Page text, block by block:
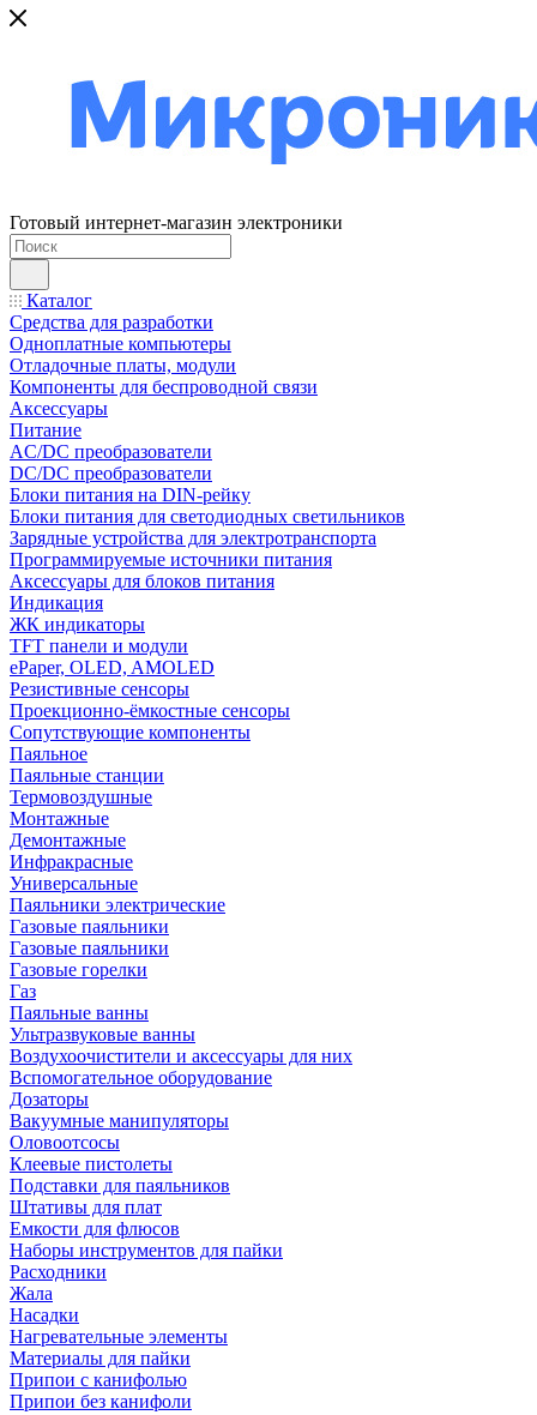
Готовый интернет-магазин электроники
Каталог
Средства для разработки
Одноплатные компьютеры
Отладочные платы, модули
Компоненты для беспроводной связи
Аксессуары
Питание
AC/DC преобразователи
DC/DC преобразователи
Блоки питания на DIN-рейку
Блоки питания для светодиодных светильников
Зарядные устройства для электротранспорта
Программируемые источники питания
Аксессуары для блоков питания
Индикация
ЖК индикаторы
TFT панели и модули
ePaper, OLED, AMOLED
Резистивные сенсоры
Проекционно-ёмкостные сенсоры
Сопутствующие компоненты
Паяльное
Паяльные станции
Термовоздушные
Монтажные
Демонтажные
Инфракрасные
Универсальные
Паяльники электрические
Газовые паяльники
Газовые паяльники
Газовые горелки
Газ
Паяльные ванны
Ультразвуковые ванны
Воздухоочистители и аксессуары для них
Вспомогательное оборудование
Дозаторы
Вакуумные манипуляторы
Оловоотсосы
Клеевые пистолеты
Подставки для паяльников
Штативы для плат
Емкости для флюсов
Наборы инструментов для пайки
Расходники
Жала
Насадки
Нагревательные элементы
Материалы для пайки
Припои с канифолью
Припои без канифоли